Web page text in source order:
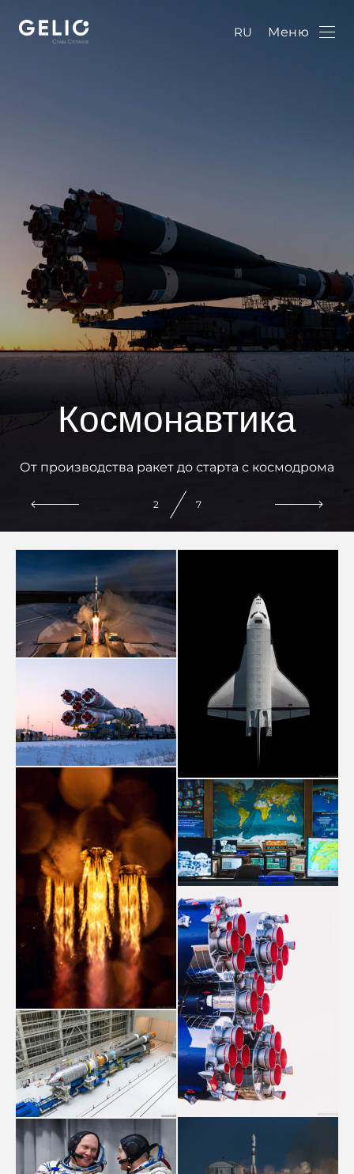
RU Меню
Космонавтика
От производства ракет до старта с космодрома
2 7